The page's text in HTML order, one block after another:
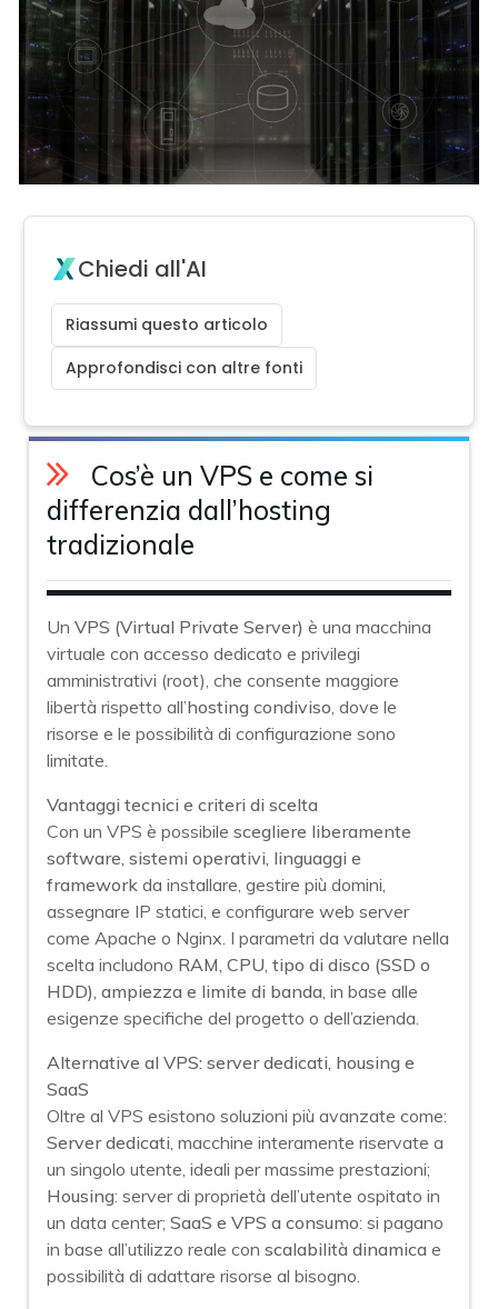
Chiedi all'AI
Riassumi questo articolo
Approfondisci con altre fonti
Cos’è un VPS e come si
differenzia dall’hosting
tradizionale
UnVPS (Virtual Private Server) è una macchina
virtuale con accesso dedicato e privilegi
amministrativi (root), che consente maggiore
libertà rispetto all’hosting condiviso , dove le
risorse e le possibilità di configurazione sono
limitate.
Vantaggi tecnici e criteri di scelta
Con un VPS è possibilescegliere liberamente
software, sistemi operativi, linguaggi e
framework da installare, gestire più domini,
assegnare IP statici, e configurare web server
come Apache o Nginx. I parametri da valutare nella
scelta includono RAM, CPU, tipo di disco (SSD o
HDD), ampiezza e limite di banda , in base alle
esigenze specifiche del progetto o dell’azienda.
Alternative al VPS: server dedicati, housing e
SaaS
Oltre al VPS esistono soluzioni più avanzate come:
Server dedicati , macchine interamente riservate a
un singolo utente, ideali per massime prestazioni;
Housing: server di proprietà dell’utente ospitato in
un data center; SaaS e VPS a consumo: si pagano
in base all’utilizzo reale conscalabilità dinamica e
possibilità di adattare risorse al bisogno.